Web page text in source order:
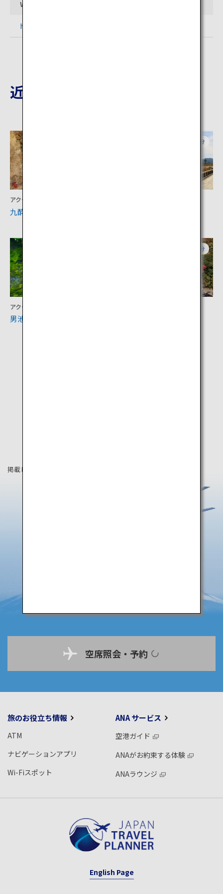
Webサイト
http://www.yumeooturihashi.com/
近隣の観光地
アクティビティ
九酔渓
大分
アクティビティ
男池湧水群
大分
掲載している情報は2019年8月時点の情報です。
空席照会・予約
旅のお役立ち情報
ATM
ナビゲーションアプリ
Wi-Fiスポット
ANA サービス
空港ガイド
ANAがお約束する体験
ANAラウンジ
English Page